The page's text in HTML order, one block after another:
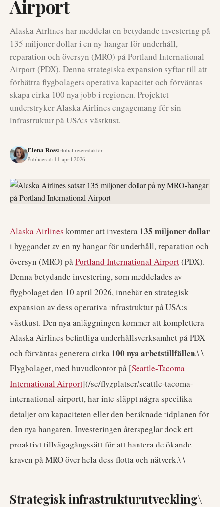
Airport
Alaska Airlines har meddelat en betydande investering på
135 miljoner dollar i en ny hangar för underhåll,
reparation och översyn (MRO) på Portland International
Airport (PDX). Denna strategiska expansion syftar till att
förbättra flygbolagets operativa kapacitet och förväntas
skapa cirka 100 nya jobb i regionen. Projektet
understryker Alaska Airlines engagemang för sin
infrastruktur på USA:s västkust.
Elena RossGlobal reseredaktör
Publicerad: 11 april 2026
Alaska Airlines kommer att investera 135 miljoner dollar
i byggandet av en ny hangar för underhåll, reparation och
översyn (MRO) påPortland International Airport(PDX).
Denna betydande investering, som meddelades av
flygbolaget den 10 april 2026, innebär en strategisk
expansion av dess operativa infrastruktur på USA:s
västkust. Den nya anläggningen kommer att komplettera
Alaska Airlines befintliga underhållsverksamhet på PDX
och förväntas generera cirka 100 nya arbetstillfällen.\ \
Flygbolaget, med huvudkontor på [Seattle-Tacoma
International Airport](/se/flygplatser/seattle-tacoma-
international-airport), har inte släppt några specifika
detaljer om kapaciteten eller den beräknade tidplanen för
den nya hangaren. Investeringen återspeglar dock ett
proaktivt tillvägagångssätt för att hantera de ökande
kraven på MRO över hela dess flotta och nätverk.\ \
Strategisk infrastrukturutveckling\